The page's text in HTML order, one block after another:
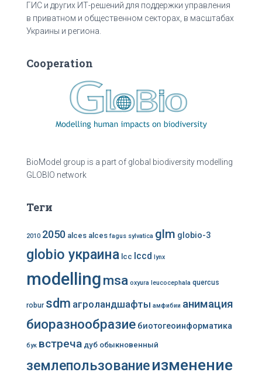
ГИС и других ИТ-решений для поддержки управления
в приватном и общественном секторах, в масштабах
Украины и региона.
Cooperation
BioModel group is a part of global biodiversity modelling
GLOBIO network
Теги
2010 2050 alces alces fagus sylvatica glm globio-3
globio украина lcc lccd lynx
modellingmsa oxyura leucocephala quercus
robur sdm агроландшафты амфибии анимация
биоразнообразие биотогеоинформатика
бук встреча дуб обыкновенный
землепользованиеизменение